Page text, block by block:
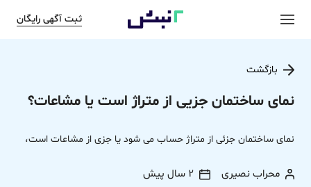
ثبت آگهی رایگان
بازگشت
نمای ساختمان جزیی از متراژ است یا مشاعات؟
نمای ساختمان جزئی از متراژ حساب می شود یا جزی از مشاعات است،
محراب نصیری 2 سال پیش